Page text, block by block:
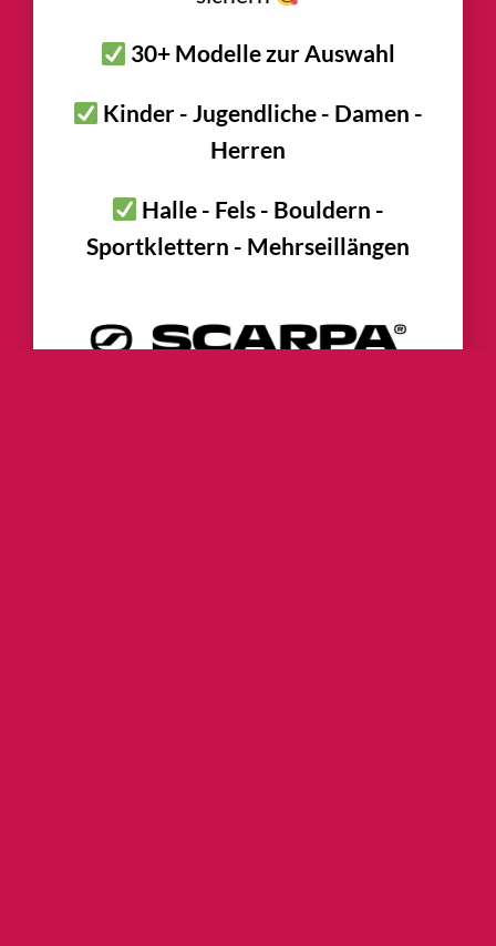
30+ Modelle zur Auswahl
Kinder - Jugendliche - Damen -
Herren
Halle - Fels - Bouldern -
Sportklettern - Mehrseillängen